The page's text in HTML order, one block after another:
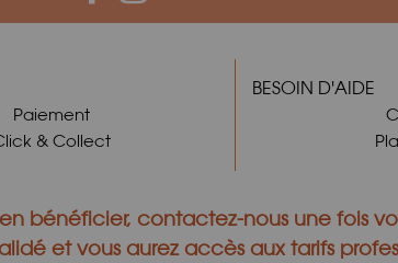
Paiement
& Collect
BESOIN D'AIDE
bénéficier, contactez-nousune fois
et vous aurez accès aux tarifs